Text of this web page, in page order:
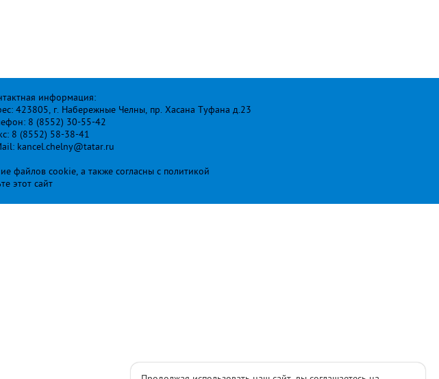
информация:
423805, г. Набережные Челны, пр. Хасана Туфана д.23
8 (8552) 30-55-42
8 (8552) 58-38-41
kancel.chelny@tatar.ru
файлов cookie, а также согласны с политикой
этот сайт